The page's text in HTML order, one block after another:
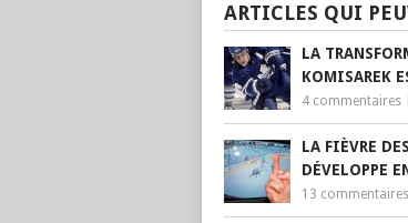
ARTICLES QUI
LA
KOMISAREK
4 commentaires
LA FIÈVRE
DÉVELOPPE
13 commentaires